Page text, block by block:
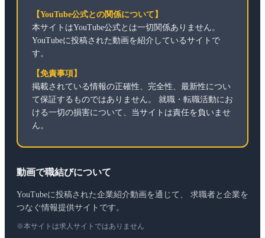
【YouTube公式との関係について】
本サイトはYouTube公式とは一切関係ありません。
YouTubeに投稿された動画を紹介しているサイトで
す。
【免責事項】
掲載されている情報の正確性、完全性、最新性につい
て保証するものではありません。 就職・転職活動にお
ける一切の損害について、当サイトは責任を負いませ
ん。
動画で職結びについて
YouTubeに投稿された企業紹介動画を通じて、 求職者と企業を
つなぐ情報提供サイトです。
※本サイトは求人サイトではありません